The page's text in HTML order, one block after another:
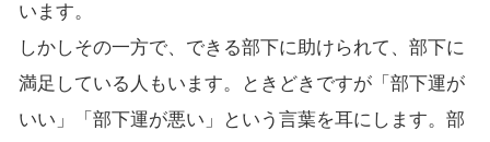
います。
しかしその一方で、できる部下に助けられて、部下に
満足している人もいます。ときどきですが「部下運が
いい」「部下運が悪い」という言葉を耳にします。部